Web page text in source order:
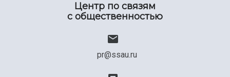
Центр по связям
с общественностью
pr@ssau.ru